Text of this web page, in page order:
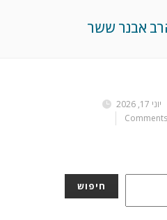
אבנר ששר
יוני 17, 2026
חיפוש